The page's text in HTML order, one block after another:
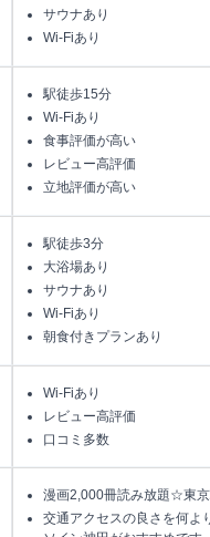
サウナあり
Wi-Fiあり
駅徒歩15分
Wi-Fiあり
食事評価が高い
レビュー高評価
立地評価が高い
駅徒歩3分
大浴場あり
サウナあり
Wi-Fiあり
朝食付きプランあり
Wi-Fiあり
レビュー高評価
口コミ多数
漫画2,000冊読み放題☆東
交通アクセスの良さを何よ